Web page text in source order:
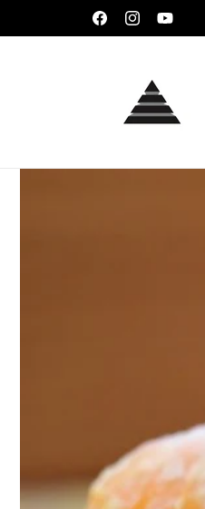
Inhalt
FacebookInstagramYouTube